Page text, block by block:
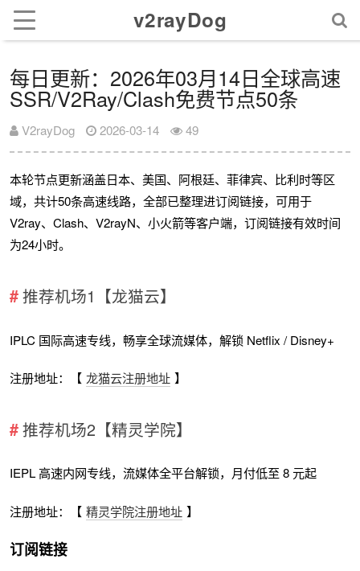
v2rayDog
每日更新：2026年03月14日全球高速
SSR/V2Ray/Clash免费节点50条
V2rayDog 2026-03-14 49
本轮节点更新涵盖日本、美国、阿根廷、菲律宾、比利时等区
域，共计50条高速线路，全部已整理进订阅链接，可用于
V2ray、Clash、V2rayN、小火箭等客户端，订阅链接有效时间
为24小时。
推荐机场1【龙猫云】
IPLC 国际高速专线，畅享全球流媒体，解锁 Netflix / Disney+
注册地址：【 龙猫云注册地址 】
推荐机场2【精灵学院】
IEPL 高速内网专线，流媒体全平台解锁，月付低至 8 元起
注册地址：【 精灵学院注册地址 】
订阅链接